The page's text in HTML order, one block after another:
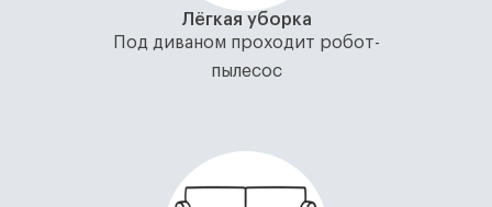
Лёгкая уборка
Под диваном проходит робот-
пылесос